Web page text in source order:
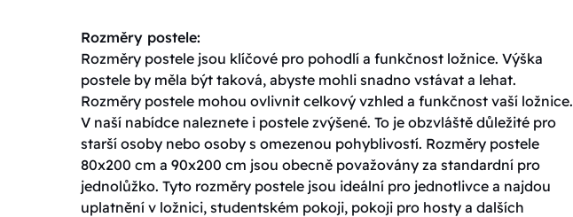
Rozměry postele:
Rozměry postele jsou klíčové pro pohodlí a funkčnost ložnice. Výška
postele by měla být taková, abyste mohli snadno vstávat a lehat.
Rozměry postele mohou ovlivnit celkový vzhled a funkčnost vaší ložnice.
V naší nabídce naleznete i postele zvýšené. To je obzvláště důležité pro
starší osoby nebo osoby s omezenou pohyblivostí. Rozměry postele
80x200 cm a 90x200 cm jsou obecně považovány za standardní pro
jednolůžko. Tyto rozměry postele jsou ideální pro jednotlivce a najdou
uplatnění v ložnici, studentském pokoji, pokoji pro hosty a dalších